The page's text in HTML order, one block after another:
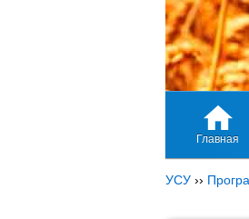
Главная
УСУ ››